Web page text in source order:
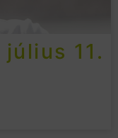
július 11.